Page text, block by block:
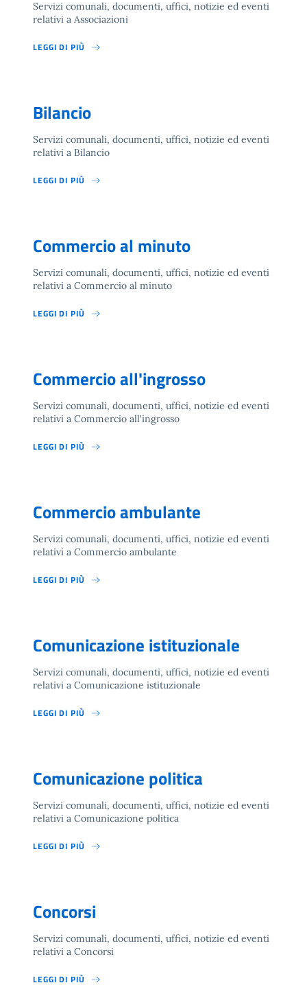
Servizi comunali, documenti, uffici, notizie ed eventi
relativi a Associazioni
LEGGI DI PIÙ
Bilancio
Servizi comunali, documenti, uffici, notizie ed eventi
relativi a Bilancio
LEGGI DI PIÙ
Commercio al minuto
Servizi comunali, documenti, uffici, notizie ed eventi
relativi a Commercio al minuto
LEGGI DI PIÙ
Commercio all'ingrosso
Servizi comunali, documenti, uffici, notizie ed eventi
relativi a Commercio all'ingrosso
LEGGI DI PIÙ
Commercio ambulante
Servizi comunali, documenti, uffici, notizie ed eventi
relativi a Commercio ambulante
LEGGI DI PIÙ
Comunicazione istituzionale
Servizi comunali, documenti, uffici, notizie ed eventi
relativi a Comunicazione istituzionale
LEGGI DI PIÙ
Comunicazione politica
Servizi comunali, documenti, uffici, notizie ed eventi
relativi a Comunicazione politica
LEGGI DI PIÙ
Concorsi
Servizi comunali, documenti, uffici, notizie ed eventi
relativi a Concorsi
LEGGI DI PIÙ